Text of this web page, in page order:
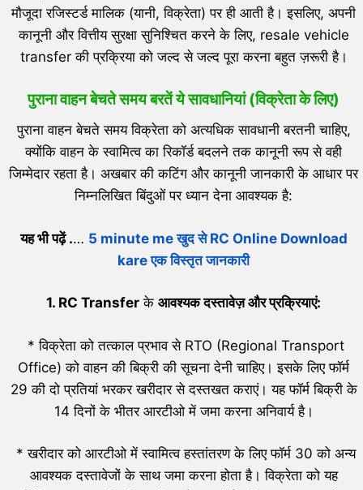
मौजूदा रजिस्टर्ड मालिक (यानी, विक्रेता) पर ही आती है। इसलिए, अपनी
कानूनी और वित्तीय सुरक्षा सुनिश्चित करने के लिए, resale vehicle
transfer की प्रक्रिया को जल्द से जल्द पूरा करना बहुत ज़रूरी है।
पुराना वाहन बेचते समय बरतें ये सावधानियां (विक्रेता के लिए)
पुराना वाहन बेचते समय विक्रेता को अत्यधिक सावधानी बरतनी चाहिए,
क्योंकि वाहन के स्वामित्व का रिकॉर्ड बदलने तक कानूनी रूप से वही
जिम्मेदार रहता है। अखबार की कटिंग और कानूनी जानकारी के आधार पर
निम्नलिखित बिंदुओं पर ध्यान देना आवश्यक है:
यह भी पढ़ें .… 5 minute me खुद से RC Online Download
kare एक विस्तृत जानकारी
1. RC Transfer के आवश्यक दस्तावेज़ और प्रक्रियाएं:
* विक्रेता को तत्काल प्रभाव से RTO (Regional Transport
Office) को वाहन की बिक्री की सूचना देनी चाहिए। इसके लिए फॉर्म
29 की दो प्रतियां भरकर खरीदार से दस्तखत कराएं। यह फॉर्म बिक्री के
14 दिनों के भीतर आरटीओ में जमा करना अनिवार्य है।
* खरीदार को आरटीओ में स्वामित्व हस्तांतरण के लिए फॉर्म 30 को अन्य
आवश्यक दस्तावेजों के साथ जमा करना होता है। विक्रेता को यह